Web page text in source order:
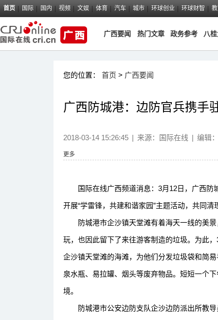
首页 国际 国内 视频 文娱 体育 汽车 城市 环球创业 环球财智
广西要闻 热门文章 政务参考 八
您的位置： 首页 > 广西要闻
广西防城港：边防官兵携手
2018-03-14 15:26:45 | 来源：国际在线 | 编辑
更多
国际在线广西频道消息：3月12日，广西防
开展“学雷锋，共建和谐家园”主题活动，共同
防城港市企沙镇天堂滩有着海天一线的美景
玩，也因此留下了来往游客制造的垃圾。为此
企沙镇天堂滩的海滩，为他们分发垃圾袋和简
泉水瓶、易拉罐、烟头等废弃物品。短短一个
境。
防城港市公安边防支队企沙边防派出所教导